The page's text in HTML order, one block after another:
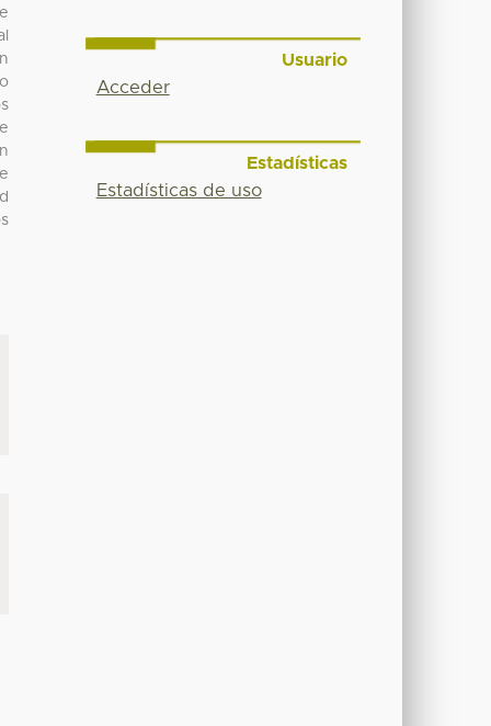
Usuario
Acceder
Estadísticas
Estadísticas de uso